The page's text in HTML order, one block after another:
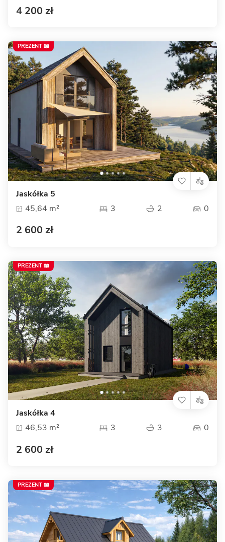
4 200 zł
Jaskółka 5
45,64 m²
3 2 0
2 600 zł
PREZENT 📖
Jaskółka 4
46,53 m²
3 3 0
2 600 zł
PREZENT 📖
PREZENT 📖